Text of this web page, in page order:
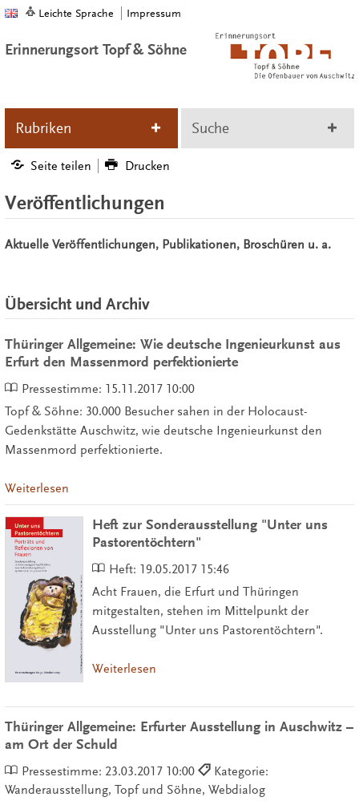
Leichte Sprache Impressum
Erinnerungsort Topf & Söhne
Rubriken Suche
Seite teilen Drucken
Veröffentlichungen
Aktuelle Veröffentlichungen, Publikationen, Broschüren u. a.
Übersicht und Archiv
Thüringer Allgemeine: Wie deutsche Ingenieurkunst aus
Erfurt den Massenmord perfektionierte
Pressestimme: 15.11.2017 10:00
Topf & Söhne: 30.000 Besucher sahen in der Holocaust-
Gedenkstätte Auschwitz, wie deutsche Ingenieurkunst den
Massenmord perfektionierte.
Weiterlesen
Heft zur Sonderausstellung "Unter uns
Pastorentöchtern"
Heft: 19.05.2017 15:46
Acht Frauen, die Erfurt und Thüringen
mitgestalten, stehen im Mittelpunkt der
Ausstellung "Unter uns Pastorentöchtern".
Weiterlesen
Thüringer Allgemeine: Erfurter Ausstellung in Auschwitz –
am Ort der Schuld
Pressestimme: 23.03.2017 10:00
Kategorie:
Wanderausstellung, Topf und Söhne, Webdialog